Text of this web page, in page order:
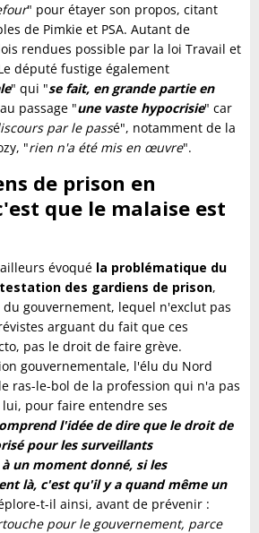
" pour étayer son propos, citant
de Pimkie et PSA. Autant de
rendues possible par la loi Travail et
député fustige également
" qui "se fait, en grande partie en
passage "une vaste hypocrisie" car
par le passé", notamment de la
"rien n'a été mis en œuvre".
de prison en
que le malaise est
évoqué la problématique du
des gardiens de prison,
gouvernement, lequel n'exclut pas
arguant du fait que ces
pas le droit de faire grève.
gouvernementale, l'élu du Nord
ras-le-bol de la profession qui n'a pas
pour faire entendre ses
l'idée de dire que le droit de
pour les surveillants
un moment donné, si les
là, c'est qu'il y a quand même un
t-il ainsi, avant de prévenir :
pour le gouvernement, parce